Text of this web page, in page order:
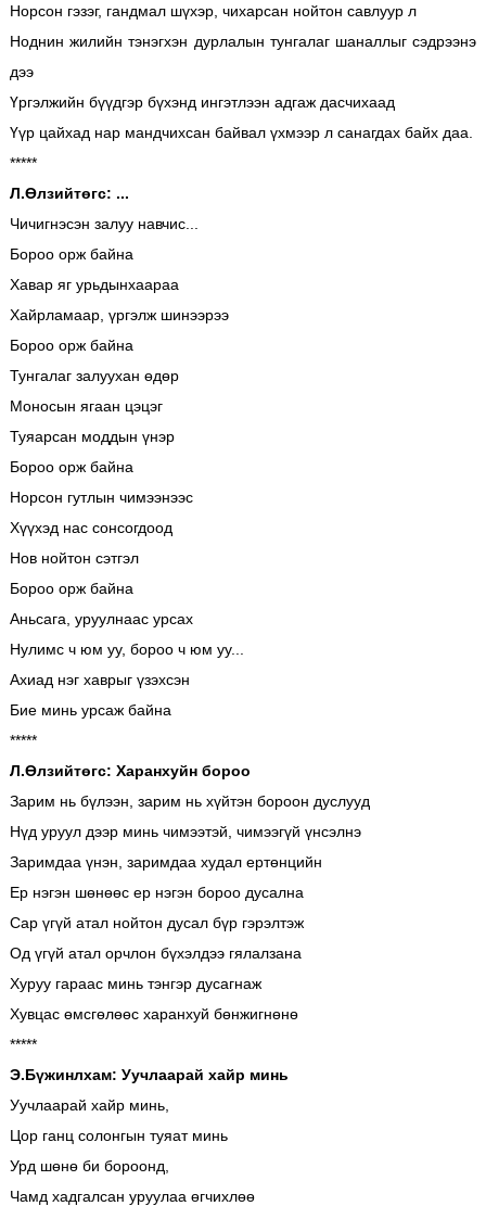
Норсон гэзэг, гандмал шүхэр, чихарсан нойтон савлуур л
Ноднин жилийн тэнэгхэн дурлалын тунгалаг шаналлыг сэдрээнэ
дээ
Үргэлжийн бүүдгэр бүхэнд ингэтлээн адгаж дасчихаад
Үүр цайхад нар мандчихсан байвал үхмээр л санагдах байх даа.
*****
Л.Өлзийтөгс: ...
Чичигнэсэн залуу навчис...
Бороо орж байна
Хавар яг урьдынхаараа
Хайрламаар, үргэлж шинээрээ
Бороо орж байна
Тунгалаг залуухан өдөр
Моносын ягаан цэцэг
Туяарсан моддын үнэр
Бороо орж байна
Норсон гутлын чимээнээс
Хүүхэд нас сонсогдоод
Нов нойтон сэтгэл
Бороо орж байна
Аньсага, уруулнаас урсах
Нулимс ч юм уу, бороо ч юм уу...
Ахиад нэг хаврыг үзэхсэн
Бие минь урсаж байна
*****
Л.Өлзийтөгс: Харанхуйн бороо
Зарим нь бүлээн, зарим нь хүйтэн бороон дуслууд
Нүд уруул дээр минь чимээтэй, чимээгүй үнсэлнэ
Заримдаа үнэн, заримдаа худал ертөнцийн
Ер нэгэн шөнөөс ер нэгэн бороо дусална
Сар үгүй атал нойтон дусал бүр гэрэлтэж
Од үгүй атал орчлон бүхэлдээ гялалзана
Хуруу гараас минь тэнгэр дусагнаж
Хувцас өмсгөлөөс харанхуй бөнжигнөнө
*****
Э.Бүжинлхам: Уучлаарай хайр минь
Уучлаарай хайр минь,
Цор ганц солонгын туяат минь
Урд шөнө би бороонд,
Чамд хадгалсан уруулаа өгчихлөө